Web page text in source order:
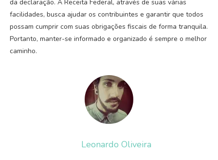
da declaração. A Receita Federal, através de suas várias
facilidades, busca ajudar os contribuintes e garantir que todos
possam cumprir com suas obrigações fiscais de forma tranquila.
Portanto, manter-se informado e organizado é sempre o melhor
caminho.
Leonardo Oliveira